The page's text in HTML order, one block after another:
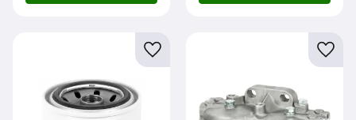
Lägg till i favoriter